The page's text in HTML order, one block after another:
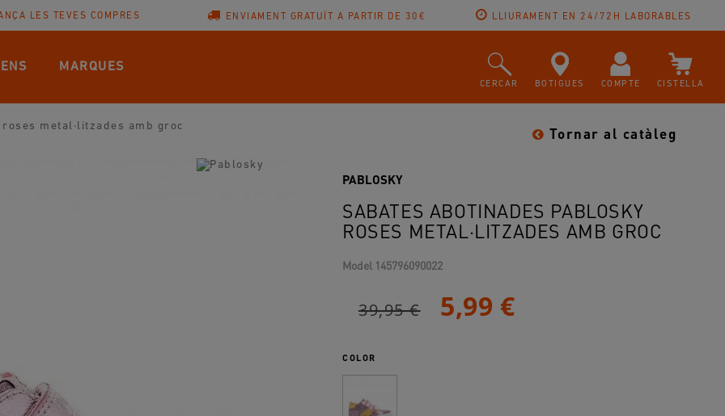
LES TEVES COMPRES ENVIAMENT GRATUÏT A PARTIR DE 30€ LLIURAMENT EN 24/72H LABORABLES
MARQUES
CISTELLA
COMPTE
BOTIGUES
CERCAR
metal·litzades amb groc Tornar al catàleg
SABATES ABOTINADES PABLOSKY
ROSES METAL·LITZADES AMB GROC
PABLOSKY
Model 145796090022
39,95 € 5,99 €
COLOR